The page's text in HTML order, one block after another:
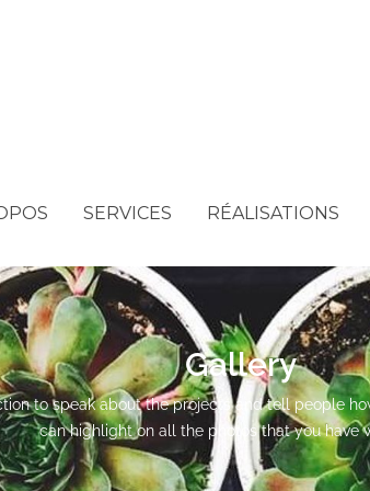
SERVICES RÉALISATIONS
Gallery
to speak about the projects and tell people
can highlight on all the photos that you have